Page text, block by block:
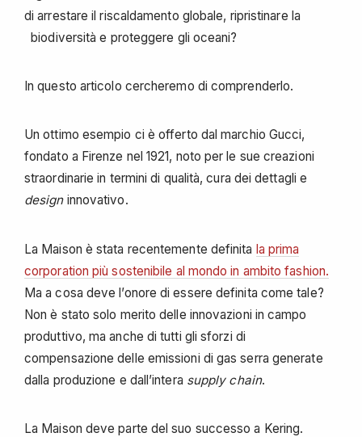
di arrestare il riscaldamento globale, ripristinare la
biodiversità e proteggere gli oceani?
In questo articolo cercheremo di comprenderlo.
Un ottimo esempio ci è offerto dal marchio Gucci,
fondato a Firenze nel 1921, noto per le sue creazioni
straordinarie in termini di qualità, cura dei dettagli e
designinnovativo.
La Maison è stata recentemente definita la prima
corporation più sostenibile al mondo in ambito fashion.
Ma a cosa deve l’onore di essere definita come tale?
Non è stato solo merito delle innovazioni in campo
produttivo, ma anche di tutti gli sforzi di
compensazione delle emissioni di gas serra generate
dalla produzione e dall’intera supply chain.
La Maison deve parte del suo successo a Kering.